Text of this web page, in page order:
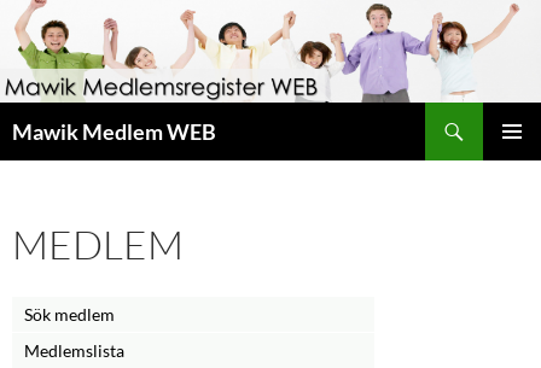
Hoppa
till
innehåll
Mawik Medlem WEB
MEDLEM
Sök medlem
Medlemslista